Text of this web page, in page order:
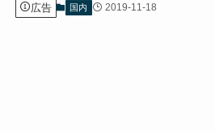
広告 国内 2019-11-18